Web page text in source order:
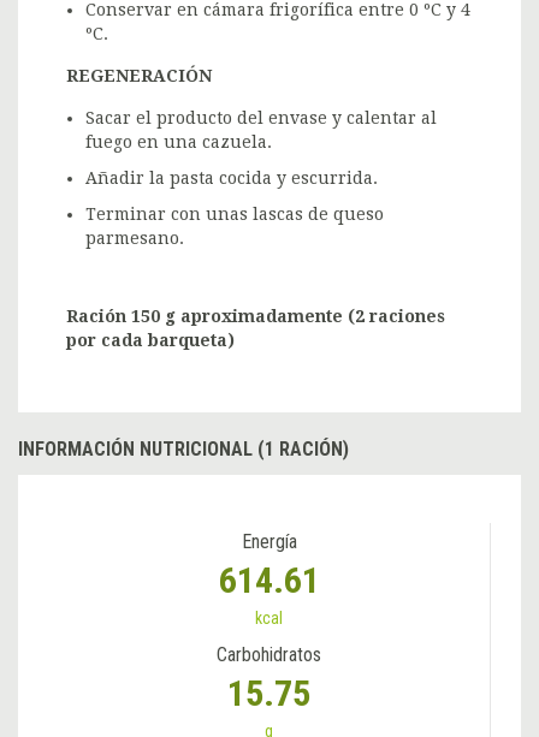
Conservar en cámara frigorífica entre 0 ºC y 4
ºC.
REGENERACIÓN
Sacar el producto del envase y calentar al
fuego en una cazuela.
Añadir la pasta cocida y escurrida.
Terminar con unas lascas de queso
parmesano.
Ración 150 g aproximadamente (2 raciones
por cada barqueta)
INFORMACIÓN NUTRICIONAL (1 RACIÓN)
Energía
614.61
kcal
Carbohidratos
15.75
g